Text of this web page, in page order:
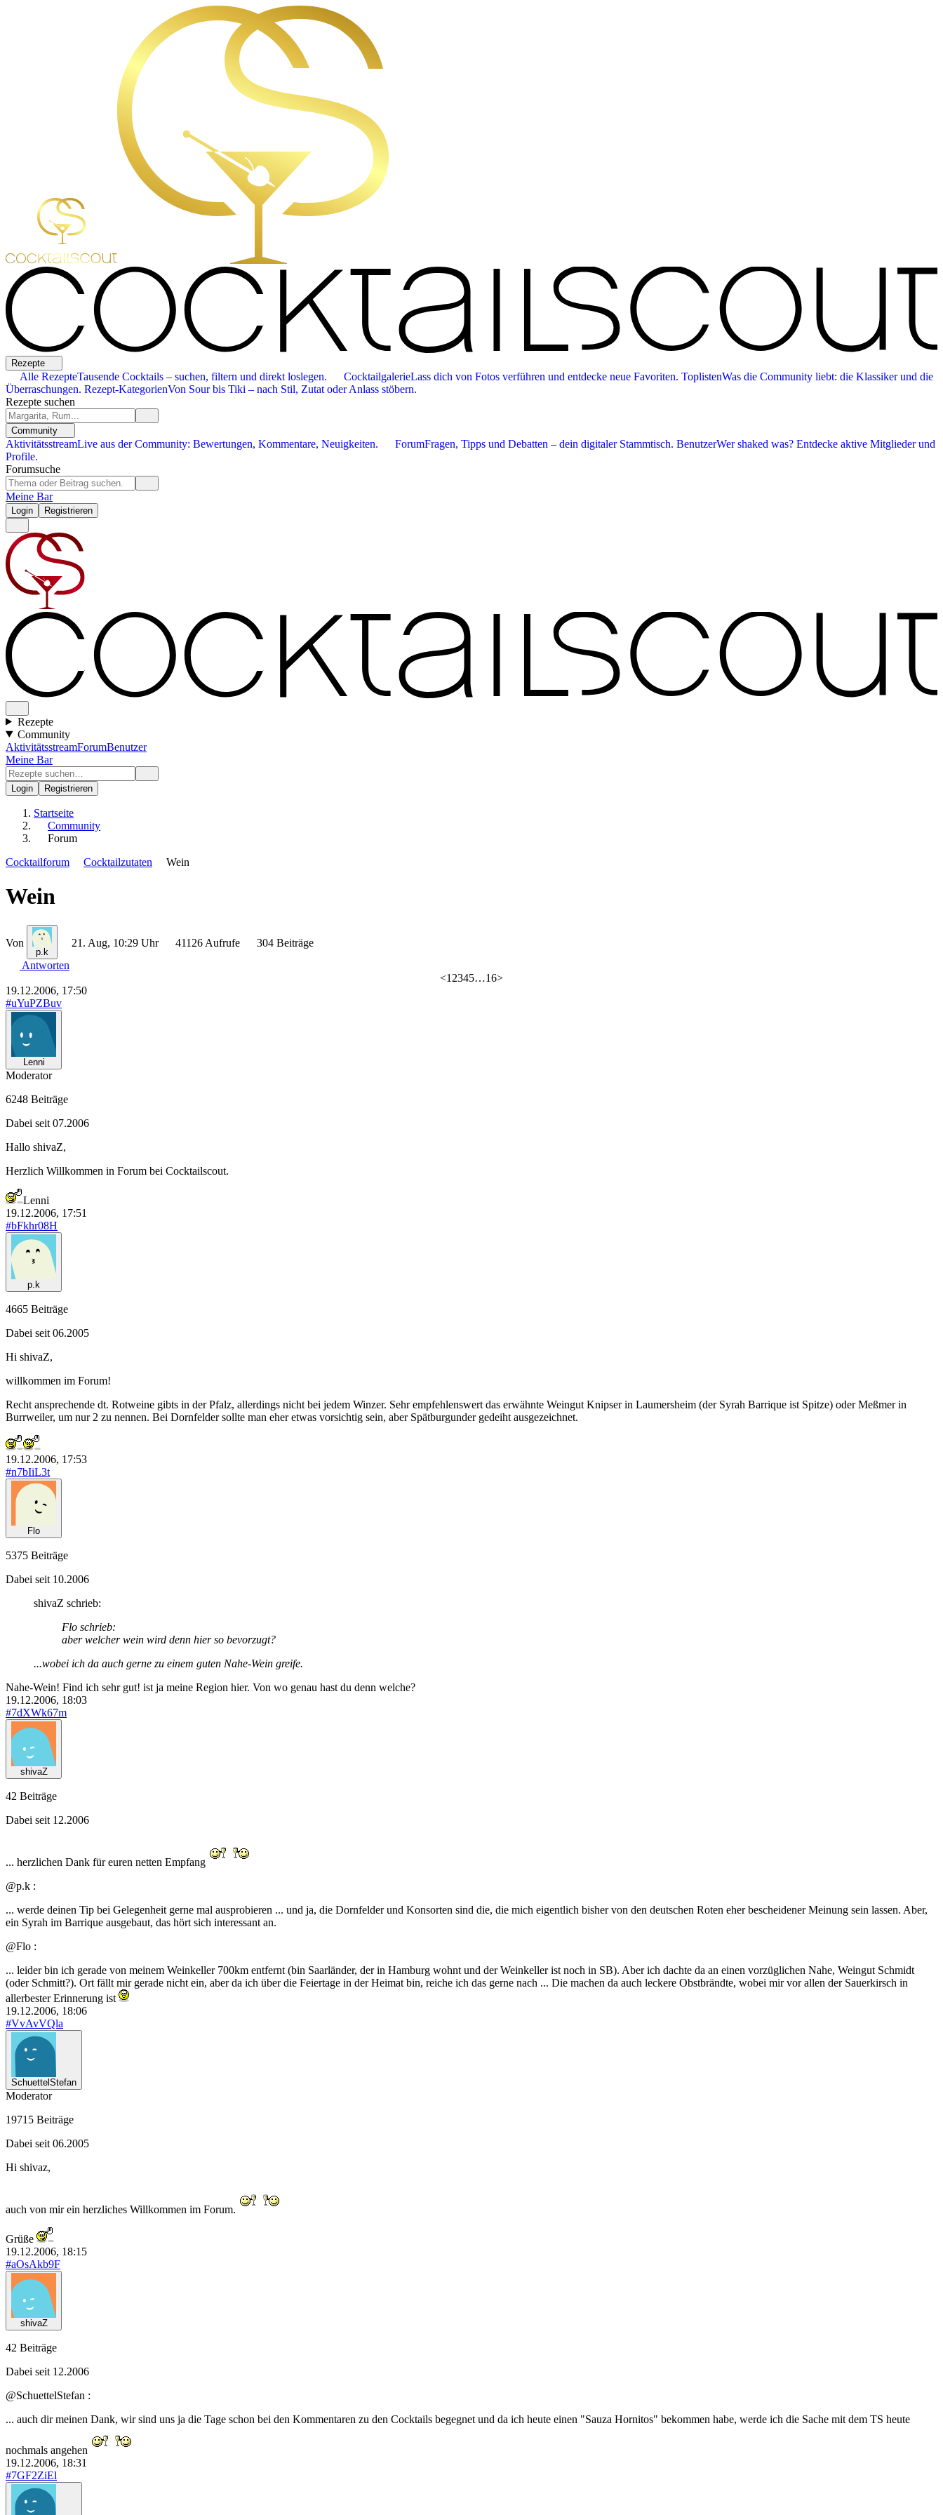
Rezepte
Alle RezepteTausende Cocktails – suchen, filtern und direkt loslegen. CocktailgalerieLass dich von Fotos verführen und entdecke neue Favoriten. ToplistenWas die Community liebt: die Klassiker und die
Überraschungen. Rezept-KategorienVon Sour bis Tiki – nach Stil, Zutat oder Anlass stöbern.
Rezepte suchen
Community
AktivitätsstreamLive aus der Community: Bewertungen, Kommentare, Neuigkeiten. ForumFragen, Tipps und Debatten – dein digitaler Stammtisch. BenutzerWer shaked was? Entdecke aktive Mitglieder und
Profile.
Forumsuche
Meine Bar
Login Registrieren
Rezepte
Community
AktivitätsstreamForumBenutzer
Meine Bar
Login Registrieren
Startseite
Community
Forum
Cocktailforum
Cocktailzutaten Wein
Wein
Von
p.k
21. Aug, 10:29 Uhr 41126 Aufrufe
304 Beiträge
Antworten
<1 2345…16>
19.12.2006, 17:50
#uYuPZBuv
Lenni
Moderator
6248 Beiträge
Dabei seit 07.2006
Hallo shivaZ,
Herzlich Willkommen in Forum bei Cocktailscout.
Lenni
19.12.2006, 17:51
#bFkhr08H
p.k
4665 Beiträge
Dabei seit 06.2005
Hi shivaZ,
willkommen im Forum!
Recht ansprechende dt. Rotweine gibts in der Pfalz, allerdings nicht bei jedem Winzer. Sehr empfehlenswert das erwähnte Weingut Knipser in Laumersheim (der Syrah Barrique ist Spitze) oder Meßmer in
Burrweiler, um nur 2 zu nennen. Bei Dornfelder sollte man eher etwas vorsichtig sein, aber Spätburgunder gedeiht ausgezeichnet.
19.12.2006, 17:53
#n7bIiL3t
Flo
5375 Beiträge
Dabei seit 10.2006
shivaZ schrieb:
Flo schrieb:
aber welcher wein wird denn hier so bevorzugt?
...wobei ich da auch gerne zu einem guten Nahe-Wein greife.
Nahe-Wein! Find ich sehr gut! ist ja meine Region hier. Von wo genau hast du denn welche?
19.12.2006, 18:03
#7dXWk67m
shivaZ
42 Beiträge
Dabei seit 12.2006
... herzlichen Dank für euren netten Empfang
@p.k :
... werde deinen Tip bei Gelegenheit gerne mal ausprobieren ... und ja, die Dornfelder und Konsorten sind die, die mich eigentlich bisher von den deutschen Roten eher bescheidener Meinung sein lassen. Aber,
ein Syrah im Barrique ausgebaut, das hört sich interessant an.
@Flo :
... leider bin ich gerade von meinem Weinkeller 700km entfernt (bin Saarländer, der in Hamburg wohnt und der Weinkeller ist noch in SB). Aber ich dachte da an einen vorzüglichen Nahe, Weingut Schmidt
(oder Schmitt?). Ort fällt mir gerade nicht ein, aber da ich über die Feiertage in der Heimat bin, reiche ich das gerne nach ... Die machen da auch leckere Obstbrändte, wobei mir vor allen der Sauerkirsch in
allerbester Erinnerung ist
19.12.2006, 18:06
#VvAvVQla
SchuettelStefan
Moderator
19715 Beiträge
Dabei seit 06.2005
Hi shivaz,
auch von mir ein herzliches Willkommen im Forum.
Grüße
19.12.2006, 18:15
#aOsAkb9F
shivaZ
42 Beiträge
Dabei seit 12.2006
@SchuettelStefan :
... auch dir meinen Dank, wir sind uns ja die Tage schon bei den Kommentaren zu den Cocktails begegnet und da ich heute einen "Sauza Hornitos" bekommen habe, werde ich die Sache mit dem TS heute
nochmals angehen
19.12.2006, 18:31
#7GF2ZiEl